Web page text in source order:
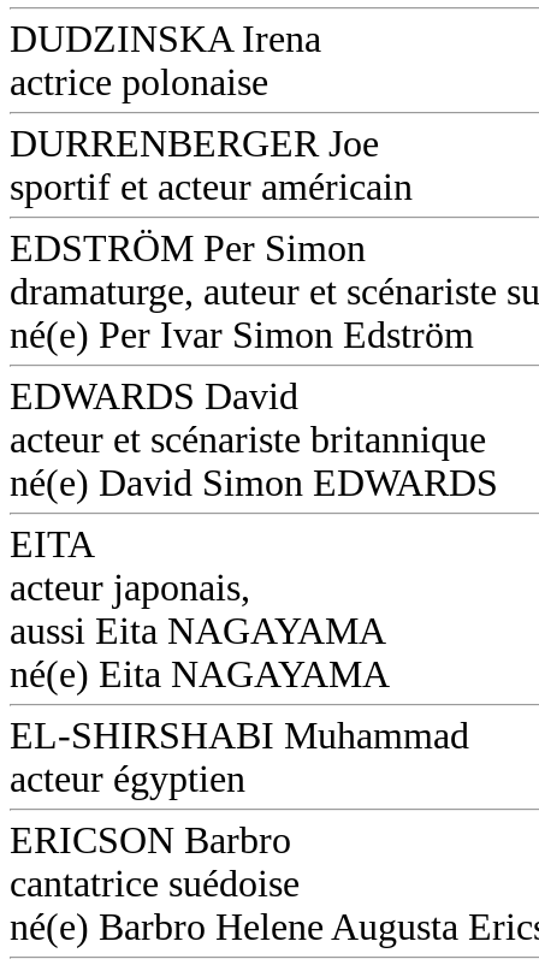
DUDZINSKA Irena
actrice polonaise
DURRENBERGER Joe
sportif et acteur américain
EDSTRÖM Per Simon
dramaturge, auteur et scénariste
né(e) Per Ivar Simon Edström
EDWARDS David
acteur et scénariste britannique
né(e) David Simon EDWARDS
EITA
acteur japonais,
aussi Eita NAGAYAMA
né(e) Eita NAGAYAMA
EL-SHIRSHABI Muhammad
acteur égyptien
ERICSON Barbro
cantatrice suédoise
né(e) Barbro Helene Augusta